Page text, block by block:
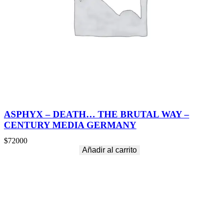
ASPHYX – DEATH… THE BRUTAL WAY –
CENTURY MEDIA GERMANY
$72000
Añadir al carrito